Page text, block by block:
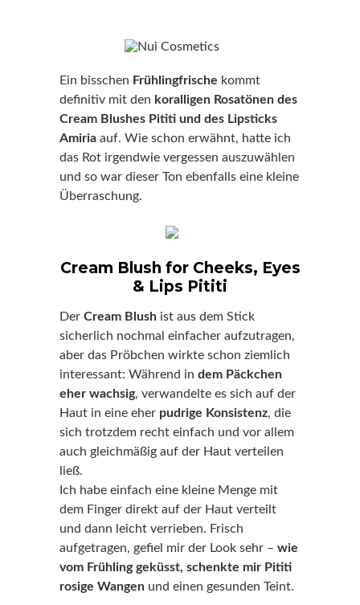
Ein bisschen Frühlingfrische kommt
definitiv mit den koralligen Rosatönen des
Cream Blushes Pititi und des Lipsticks
Amiria auf. Wie schon erwähnt, hatte ich
das Rot irgendwie vergessen auszuwählen
und so war dieser Ton ebenfalls eine kleine
Überraschung.
Cream Blush for Cheeks, Eyes
& Lips Pititi
Der Cream Blush ist aus dem Stick
sicherlich nochmal einfacher aufzutragen,
aber das Pröbchen wirkte schon ziemlich
interessant: Während in dem Päckchen
eher wachsig, verwandelte es sich auf der
Haut in eine eher pudrige Konsistenz, die
sich trotzdem recht einfach und vor allem
auch gleichmäßig auf der Haut verteilen
ließ.
Ich habe einfach eine kleine Menge mit
dem Finger direkt auf der Haut verteilt
und dann leicht verrieben. Frisch
aufgetragen, gefiel mir der Look sehr – wie
vom Frühling geküsst, schenkte mir Pititi
rosige Wangen und einen gesunden Teint.